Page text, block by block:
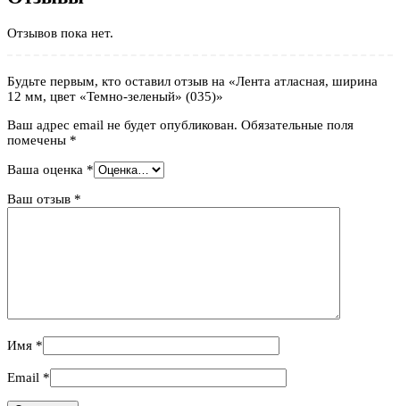
Отзывов пока нет.
Будьте первым, кто оставил отзыв на «Лента атласная, ширина
12 мм, цвет «Темно-зеленый» (035)»
Ваш адрес email не будет опубликован. Обязательные поля
помечены *
Ваша оценка *
Ваш отзыв *
Имя *
Email *